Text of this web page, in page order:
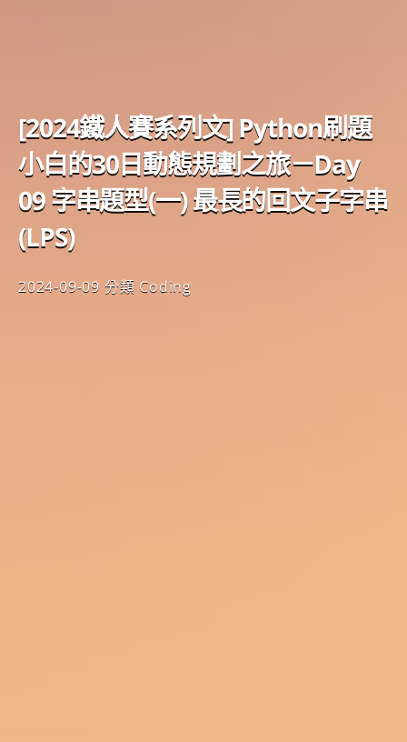
[2024鐵人賽系列文] Python刷題
小白的30日動態規劃之旅－Day
09 字串題型(一) 最長的回文子字串
(LPS)
2024-09-09 分類 Coding